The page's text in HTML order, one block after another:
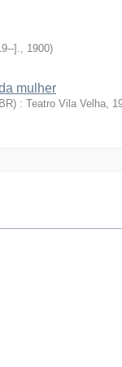
]., 1900)
mulher
: Teatro Vila Velha,